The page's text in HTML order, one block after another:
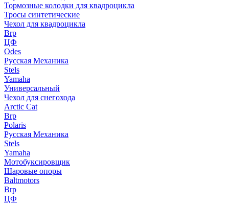
Тормозные колодки для квадроцикла
Тросы синтетические
Чехол для квадроцикла
Brp
ЦФ
Odes
Русская Механика
Stels
Yamaha
Универсальный
Чехол для снегохода
Arctic Cat
Brp
Polaris
Русская Механика
Stels
Yamaha
Мотобуксировщик
Шаровые опоры
Baltmotors
Brp
ЦФ